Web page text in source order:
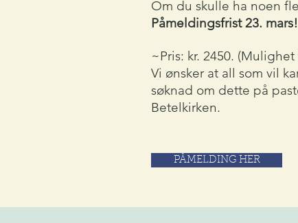
Om du skulle ha noen
Påmeldingsfrist 23. mars!
~Pris: kr. 2450.
Vi ønsker at all som vil
søknad om dette på
Betelkirken.
PÅMELDING HER